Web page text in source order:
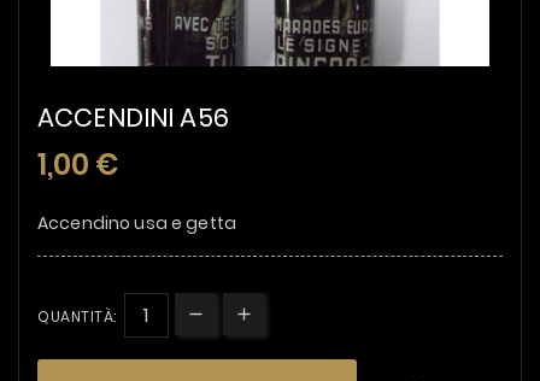
ACCENDINI A56
1,00 €
Accendino usa e getta
QUANTITÀ: